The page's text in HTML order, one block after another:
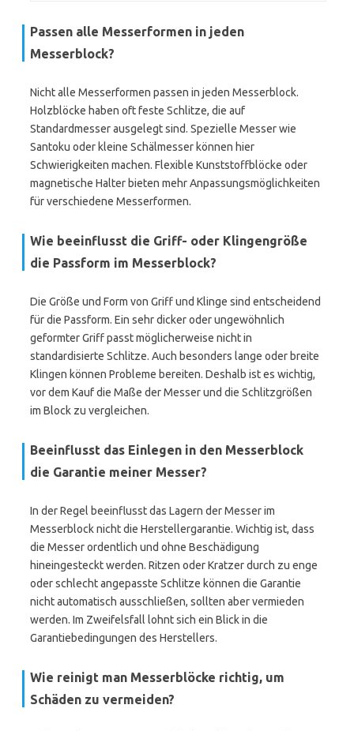
Passen alle Messerformen in jeden
Messerblock?
Nicht alle Messerformen passen in jeden Messerblock.
Holzblöcke haben oft feste Schlitze, die auf
Standardmesser ausgelegt sind. Spezielle Messer wie
Santoku oder kleine Schälmesser können hier
Schwierigkeiten machen. Flexible Kunststoffblöcke oder
magnetische Halter bieten mehr Anpassungsmöglichkeiten
für verschiedene Messerformen.
Wie beeinflusst die Griff- oder Klingengröße
die Passform im Messerblock?
Die Größe und Form von Griff und Klinge sind entscheidend
für die Passform. Ein sehr dicker oder ungewöhnlich
geformter Griff passt möglicherweise nicht in
standardisierte Schlitze. Auch besonders lange oder breite
Klingen können Probleme bereiten. Deshalb ist es wichtig,
vor dem Kauf die Maße der Messer und die Schlitzgrößen
im Block zu vergleichen.
Beeinflusst das Einlegen in den Messerblock
die Garantie meiner Messer?
In der Regel beeinflusst das Lagern der Messer im
Messerblock nicht die Herstellergarantie. Wichtig ist, dass
die Messer ordentlich und ohne Beschädigung
hineingesteckt werden. Ritzen oder Kratzer durch zu enge
oder schlecht angepasste Schlitze können die Garantie
nicht automatisch ausschließen, sollten aber vermieden
werden. Im Zweifelsfall lohnt sich ein Blick in die
Garantiebedingungen des Herstellers.
Wie reinigt man Messerblöcke richtig, um
Schäden zu vermeiden?